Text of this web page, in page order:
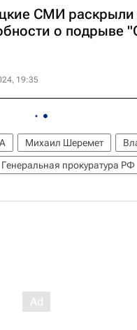
СМИ раскрыли
о подрыве
19:35
Михаил Шеремет
Генеральная прокуратура РФ